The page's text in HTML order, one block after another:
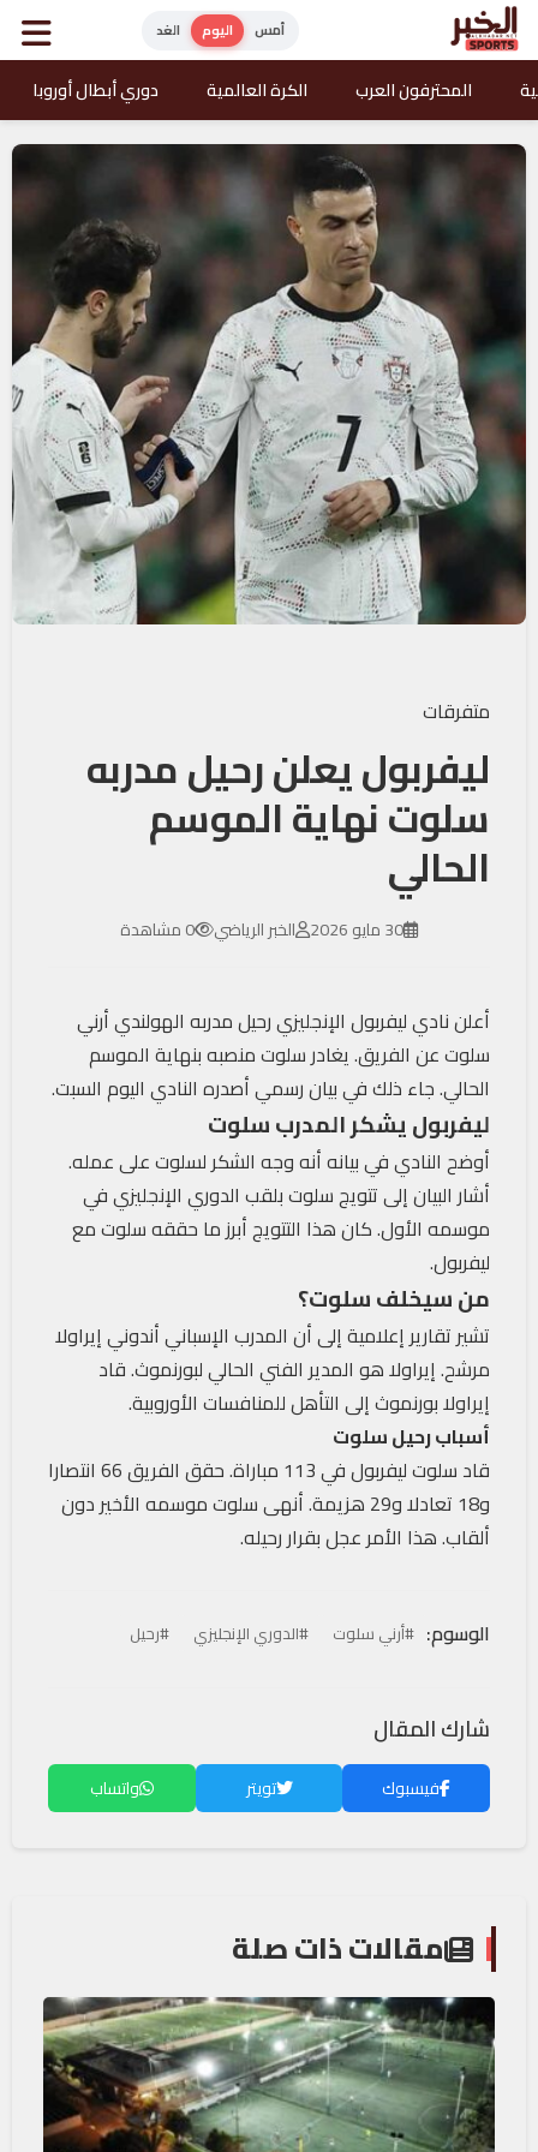
أمس اليوم الغد
المحترفون العرب الكرة العالمية دوري أبطال أوروبا
متفرقات
ليفربول يعلن رحيل مدربه
سلوت نهاية الموسم
الحالي
30 مايو 2026 الخبر الرياضي 0 مشاهدة
أعلن نادي ليفربول الإنجليزي رحيل مدربه الهولندي أرني
سلوت عن الفريق. يغادر سلوت منصبه بنهاية الموسم
الحالي. جاء ذلك في بيان رسمي أصدره النادي اليوم السبت.
ليفربول يشكر المدرب سلوت
أوضح النادي في بيانه أنه وجه الشكر لسلوت على عمله.
أشار البيان إلى تتويج سلوت بلقب الدوري الإنجليزي في
موسمه الأول. كان هذا التتويج أبرز ما حققه سلوت مع
ليفربول.
من سيخلف سلوت؟
تشير تقارير إعلامية إلى أن المدرب الإسباني أندوني إيراولا
مرشح. إيراولا هو المدير الفني الحالي لبورنموث. قاد
إيراولا بورنموث إلى التأهل للمنافسات الأوروبية.
أسباب رحيل سلوت
قاد سلوت ليفربول في 113 مباراة. حقق الفريق 66 انتصارا
و18 تعادلا و29 هزيمة. أنهى سلوت موسمه الأخير دون
ألقاب. هذا الأمر عجل بقرار رحيله.
الوسوم: #أرني سلوت #الدوري الإنجليزي #رحيل
شارك المقال
فيسبوك تويتر واتساب
مقالات ذات صلة